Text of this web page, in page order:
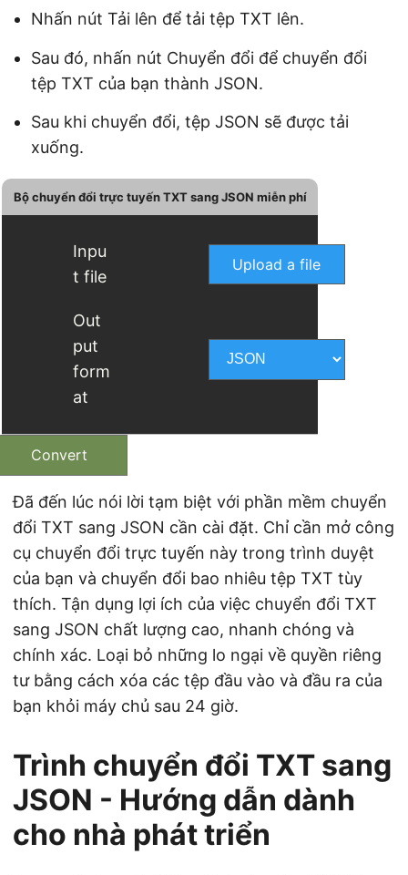
Nhấn nút Tải lên để tải tệp TXT lên.
Sau đó, nhấn nút Chuyển đổi để chuyển đổi
tệp TXT của bạn thành JSON.
Sau khi chuyển đổi, tệp JSON sẽ được tải
xuống.
Bộ chuyển đổi trực tuyến TXT sang JSON miễn phí
Inpu
t file
Upload a file
Out
put
form
at
Convert
Đã đến lúc nói lời tạm biệt với phần mềm chuyển
đổi TXT sang JSON cần cài đặt. Chỉ cần mở công
cụ chuyển đổi trực tuyến này trong trình duyệt
của bạn và chuyển đổi bao nhiêu tệp TXT tùy
thích. Tận dụng lợi ích của việc chuyển đổi TXT
sang JSON chất lượng cao, nhanh chóng và
chính xác. Loại bỏ những lo ngại về quyền riêng
tư bằng cách xóa các tệp đầu vào và đầu ra của
bạn khỏi máy chủ sau 24 giờ.
Trình chuyển đổi TXT sang
JSON - Hướng dẫn dành
cho nhà phát triển